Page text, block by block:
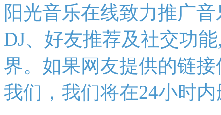
阳光音乐在线致力推广
DJ、好友推荐及社交功
界。如果网友提供的链
我们，我们将在24小时